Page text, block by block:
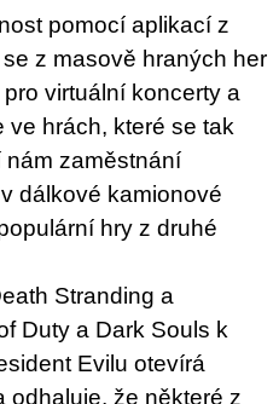
pomocí aplikací z
z masově hraných her
virtuální koncerty a
ve hrách, které se tak
nám zaměstnání
dálkové kamionové
hry z druhé
Stranding a
Duty a Dark Souls k
Evilu otevírá
odhaluje, že některé z